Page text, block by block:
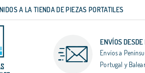
A LA TIENDA DE PIEZAS PORTATILES
ENVÍOS
Envíos a
Portugal y